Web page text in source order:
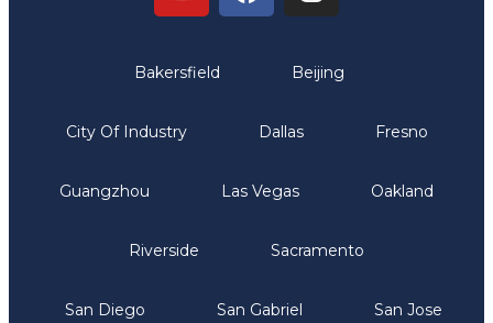
Bakersfield Beijing
City Of Industry Dallas Fresno
Guangzhou Las Vegas Oakland
Riverside Sacramento
San Diego San Gabriel San Jose